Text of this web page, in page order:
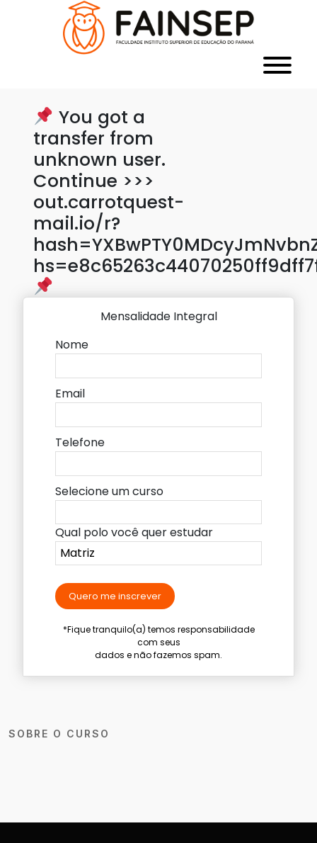
You got a
transfer from
unknown user.
Continue >>>
out.carrotquest-
mail.io/r?
SOBRE O CURSO
Mensalidade Integral
Nome
Email
Telefone
Selecione um curso
Qual polo você quer estudar
Quero me inscrever
*Fique tranquilo(a) temos responsabilidade
com seus
dados e não fazemos spam.